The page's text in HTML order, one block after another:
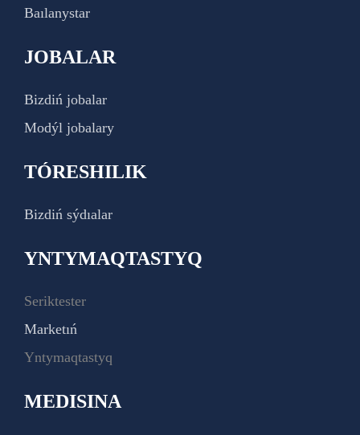
Baılanystar
JOBALAR
Bizdiń jobalar
Modýl jobalary
TÓRESHILIK
Bizdiń sýdıalar
YNTYMAQTASTYQ
Seriktester
Marketıń
Yntymaqtastyq
MEDISINA